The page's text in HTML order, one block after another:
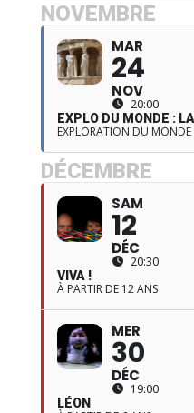
NOVEMBRE
MAR
24
NOV
20:00
EXPLO DU MONDE :
EXPLORATION DU
DÉCEMBRE
SAM
12
DÉC
20:30
VIVA !
À PARTIR DE 12 ANS
MER
30
DÉC
19:00
LÉON